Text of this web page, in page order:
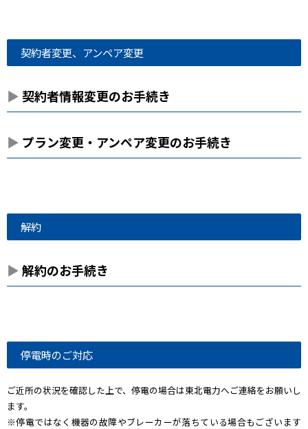
契約者変更、アンペア変更
契約者情報変更のお手続き
プラン変更・アンペア変更のお手続き
解約
解約のお手続き
停電時のご対応
ご近所の状況を確認した上で、停電の場合は東北電力へご連絡をお願いし
ます。
※停電ではなく機器の故障やブレーカーが落ちている場合もございます